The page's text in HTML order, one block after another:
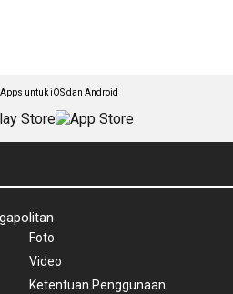
untuk iOS dan Android
Foto
Video
Ketentuan Penggunaan